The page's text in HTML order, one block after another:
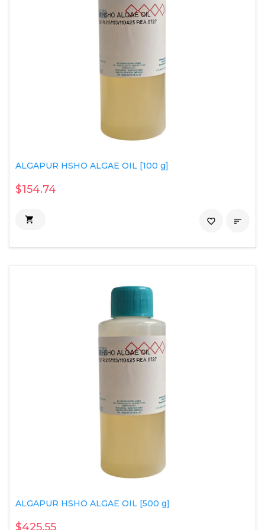
ALGAPUR HSHO ALGAE OIL [100 g]
$154.74
 
favorite_border
ALGAPUR HSHO ALGAE OIL [500 g]
$425.55